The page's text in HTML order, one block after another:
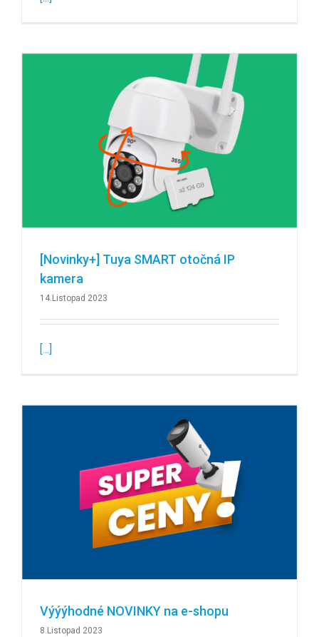
[Novinky+] Tuya SMART otočná IP
kamera
14.Listopad 2023
[...]
Výýýhodné NOVINKY na e-shopu
8.Listopad 2023